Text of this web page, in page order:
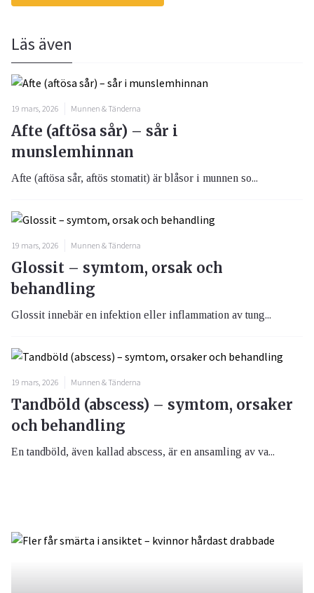
Läs även
19 mars, 2026 Munnen & Tänderna
Afte (aftösa sår) – sår i
munslemhinnan
Afte (aftösa sår, aftös stomatit) är blåsor i munnen so...
19 mars, 2026 Munnen & Tänderna
Glossit – symtom, orsak och
behandling
Glossit innebär en infektion eller inflammation av tung...
19 mars, 2026 Munnen & Tänderna
Tandböld (abscess) – symtom, orsaker
och behandling
En tandböld, även kallad abscess, är en ansamling av va...